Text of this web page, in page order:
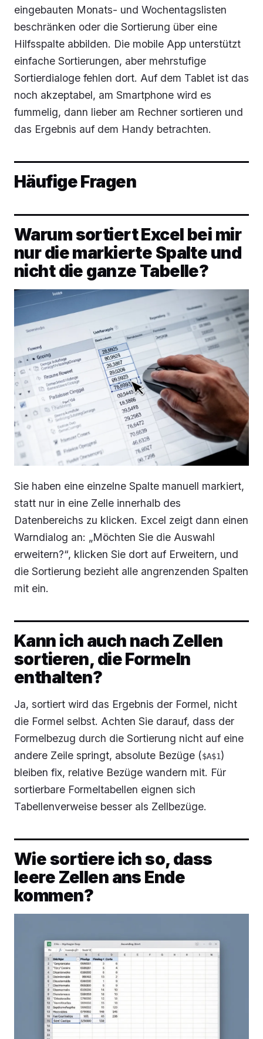
eingebauten Monats- und Wochentagslisten
beschränken oder die Sortierung über eine
Hilfsspalte abbilden. Die mobile App unterstützt
einfache Sortierungen, aber mehrstufige
Sortierdialoge fehlen dort. Auf dem Tablet ist das
noch akzeptabel, am Smartphone wird es
fummelig, dann lieber am Rechner sortieren und
das Ergebnis auf dem Handy betrachten.
Häufige Fragen
Warum sortiert Excel bei mir
nur die markierte Spalte und
nicht die ganze Tabelle?
Sie haben eine einzelne Spalte manuell markiert,
statt nur in eine Zelle innerhalb des
Datenbereichs zu klicken. Excel zeigt dann einen
Warndialog an: „Möchten Sie die Auswahl
erweitern?“, klicken Sie dort auf Erweitern, und
die Sortierung bezieht alle angrenzenden Spalten
mit ein.
Kann ich auch nach Zellen
sortieren, die Formeln
enthalten?
Ja, sortiert wird das Ergebnis der Formel, nicht
die Formel selbst. Achten Sie darauf, dass der
Formelbezug durch die Sortierung nicht auf eine
andere Zeile springt, absolute Bezüge ($A$1)
bleiben fix, relative Bezüge wandern mit. Für
sortierbare Formeltabellen eignen sich
Tabellenverweise besser als Zellbezüge.
Wie sortiere ich so, dass
leere Zellen ans Ende
kommen?